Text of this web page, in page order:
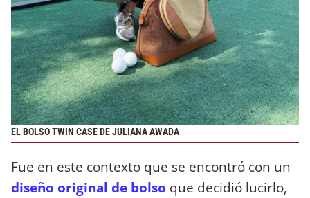
EL BOLSO TWIN CASE DE JULIANA AWADA
Fue en este contexto que se encontró con un
diseño original de bolso que decidió lucirlo,